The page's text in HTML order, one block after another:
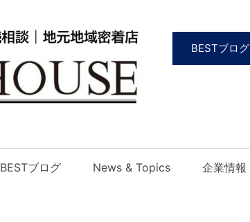
BESTブログ
BESTブログ News & Topics 企業情報